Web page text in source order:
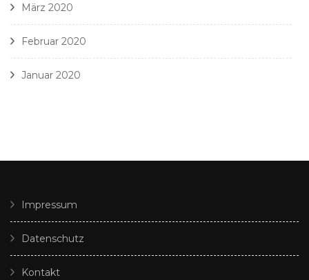
März 2020
Februar 2020
Januar 2020
Impressum
Datenschutz
Kontakt